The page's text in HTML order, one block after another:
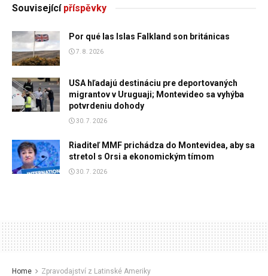
Souvisejícípříspěvky
Por qué las Islas Falkland son británicas
7. 8. 2026
USA hľadajú destináciu pre deportovaných
migrantov v Uruguaji; Montevideo sa vyhýba
potvrdeniu dohody
30. 7. 2026
Riaditeľ MMF prichádza do Montevidea, aby sa
stretol s Orsi a ekonomickým tímom
30. 7. 2026
Home Zpravodajství z Latinské Ameriky